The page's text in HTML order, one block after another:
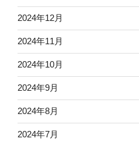
2024年12月
2024年11月
2024年10月
2024年9月
2024年8月
2024年7月